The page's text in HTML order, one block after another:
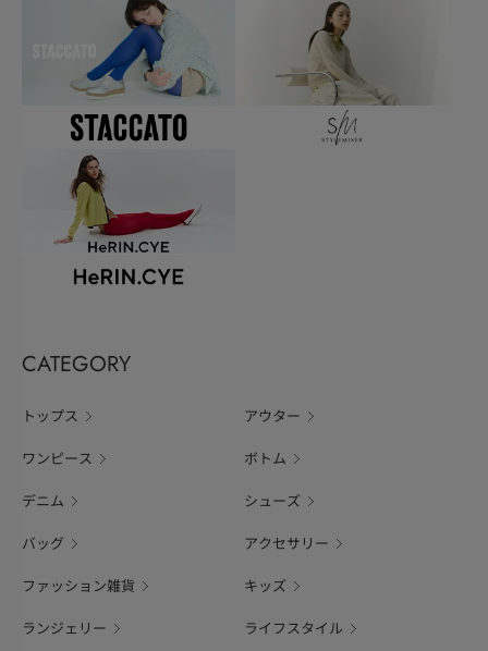
CATEGORY
トップス アウター
ワンピース ボトム
デニム シューズ
バッグ アクセサリー
ファッション雑貨 キッズ
ランジェリー ライフスタイル